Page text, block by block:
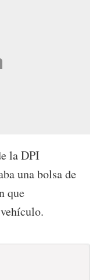
la DPI
una bolsa de
que